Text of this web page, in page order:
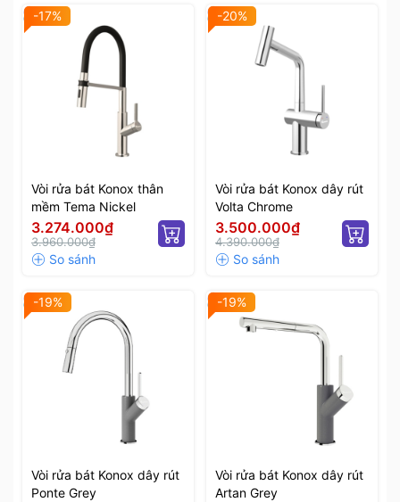
-17%
Vòi rửa bát Konox thân
mềm Tema Nickel
3.274.000₫
3.960.000₫
-20%
Vòi rửa bát Konox dây rút
Volta Chrome
3.500.000₫
4.390.000₫
-19%
Vòi rửa bát Konox dây rút
Ponte Grey
-19%
Vòi rửa bát Konox dây rút
Artan Grey